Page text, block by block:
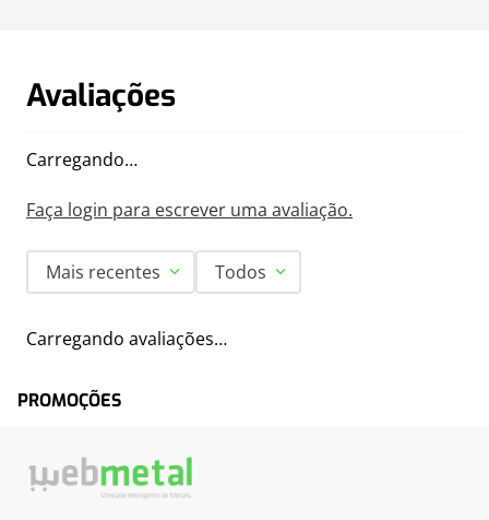
Avaliações
Carregando…
Faça login para escrever uma avaliação.
Mais recentes Todos
Carregando avaliações…
PROMOÇÕES